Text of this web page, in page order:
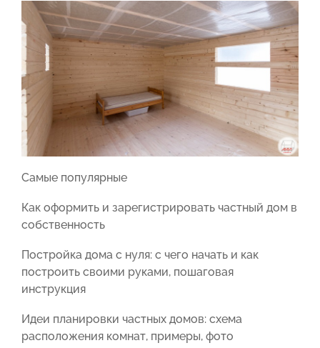
Самые популярные
Как оформить и зарегистрировать частный дом в
собственность
Постройка дома с нуля: с чего начать и как
построить своими руками, пошаговая
инструкция
Идеи планировки частных домов: схема
расположения комнат, примеры, фото